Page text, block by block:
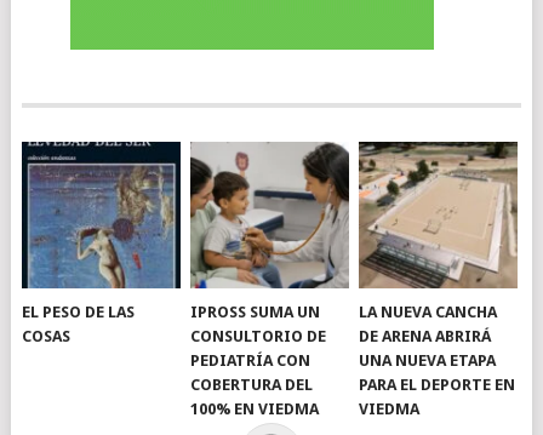
EL PESO DE LAS
COSAS
IPROSS SUMA UN
CONSULTORIO DE
PEDIATRÍA CON
COBERTURA DEL
100% EN VIEDMA
LA NUEVA CANCHA
DE ARENA ABRIRÁ
UNA NUEVA ETAPA
PARA EL DEPORTE EN
VIEDMA